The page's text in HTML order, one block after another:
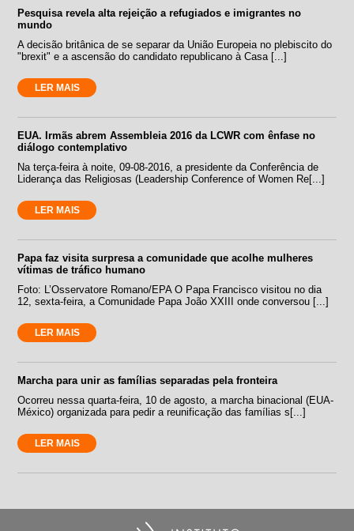
Pesquisa revela alta rejeição a refugiados e imigrantes no
mundo
A decisão britânica de se separar da União Europeia no plebiscito do
"brexit" e a ascensão do candidato republicano à Casa [...]
LER MAIS
EUA. Irmãs abrem Assembleia 2016 da LCWR com ênfase no
diálogo contemplativo
Na terça-feira à noite, 09-08-2016, a presidente da Conferência de
Liderança das Religiosas (Leadership Conference of Women Re[...]
LER MAIS
Papa faz visita surpresa a comunidade que acolhe mulheres
vítimas de tráfico humano
Foto: L’Osservatore Romano/EPA O Papa Francisco visitou no dia
12, sexta-feira, a Comunidade Papa João XXIII onde conversou [...]
LER MAIS
Marcha para unir as famílias separadas pela fronteira
Ocorreu nessa quarta-feira, 10 de agosto, a marcha binacional (EUA-
México) organizada para pedir a reunificação das famílias s[...]
LER MAIS